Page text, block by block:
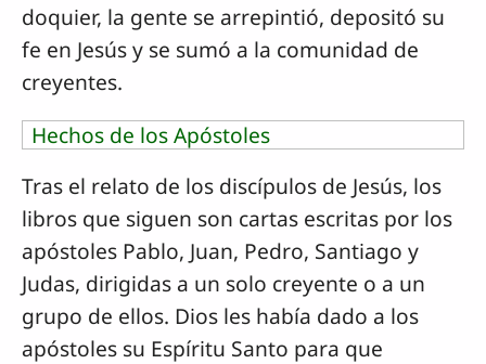
doquier, la gente se arrepintió, depositó su
fe en Jesús y se sumó a la comunidad de
creyentes.
Hechos de los Apóstoles
Tras el relato de los discípulos de Jesús, los
libros que siguen son cartas escritas por los
apóstoles Pablo, Juan, Pedro, Santiago y
Judas, dirigidas a un solo creyente o a un
grupo de ellos. Dios les había dado a los
apóstoles su Espíritu Santo para que